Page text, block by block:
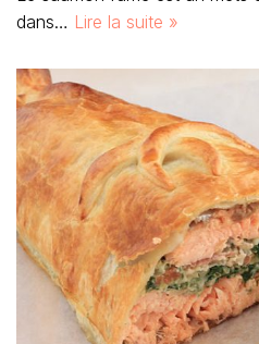
dans… Lire la suite »